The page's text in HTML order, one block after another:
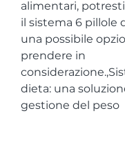
alimentari,
il sistema 6 pillole
una possibile
prendere in
dieta: una
gestione del peso